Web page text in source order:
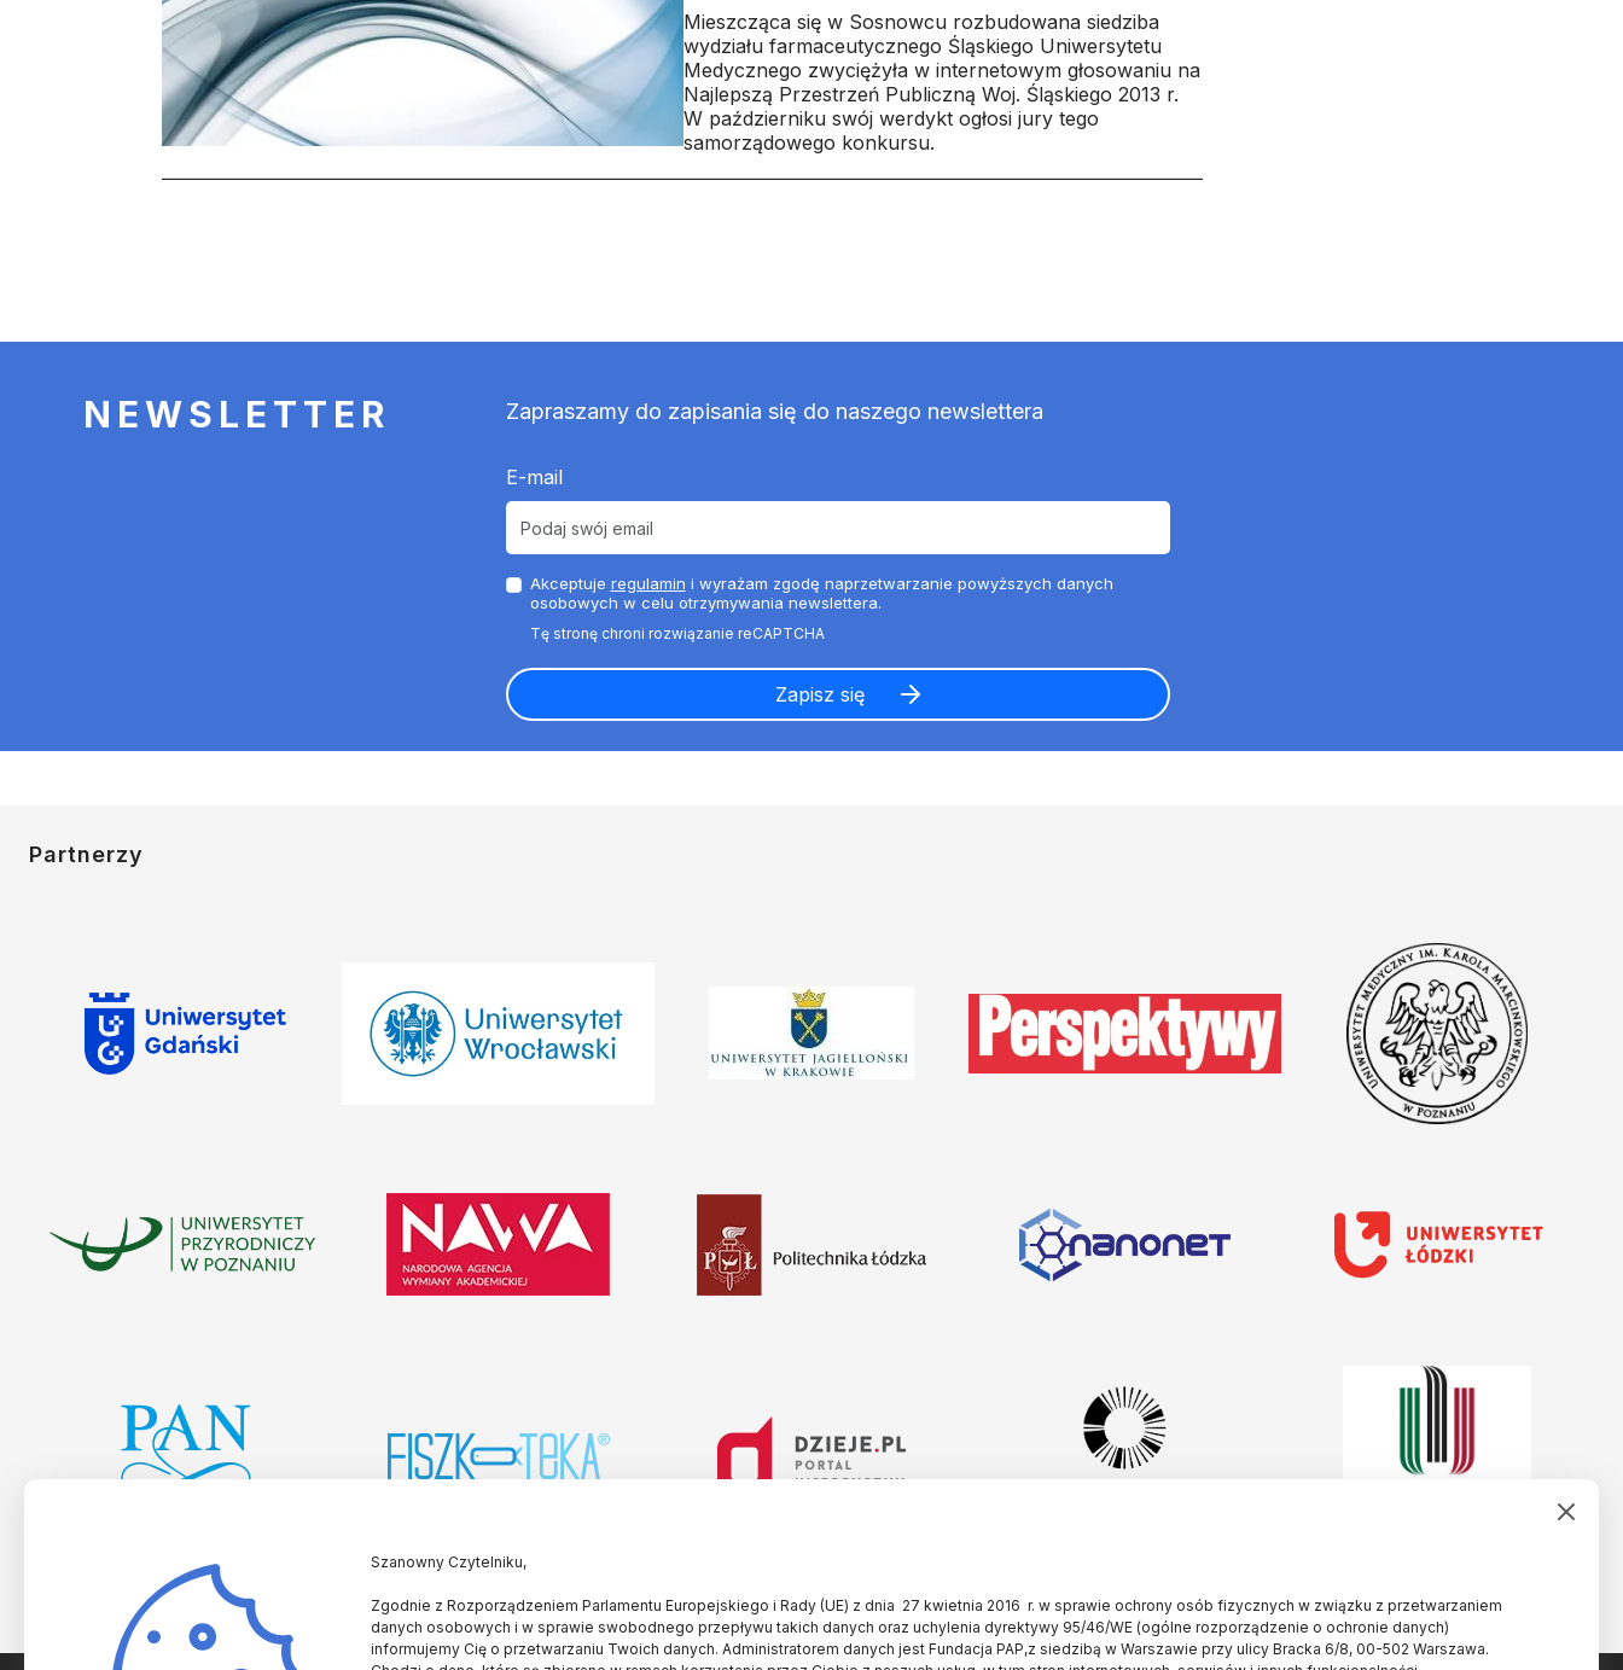
Mieszcząca się w Sosnowcu rozbudowana siedziba
wydziału farmaceutycznego Śląskiego Uniwersytetu
Medycznego zwyciężyła w internetowym głosowaniu na
Najlepszą Przestrzeń Publiczną Woj. Śląskiego 2013 r.
W październiku swój werdykt ogłosi jury tego
samorządowego konkursu.
NEWSLETTER Zapraszamy do zapisania się do naszego newslettera
E-mail
Akceptuje regulamin i wyrażam zgodę naprzetwarzanie powyższych danych
osobowych w celu otrzymywania newslettera.
Partnerzy
Szanowny Czytelniku,
Zgodnie z Rozporządzeniem Parlamentu Europejskiego i Rady (UE) z dnia 27 kwietnia 2016 r. w sprawie ochrony osób fizycznych w związku z przetwarzaniem
danych osobowych i w sprawie swobodnego przepływu takich danych oraz uchylenia dyrektywy 95/46/WE (ogólne rozporządzenie o ochronie danych)
informujemy Cię o przetwarzaniu Twoich danych. Administratorem danych jest Fundacja PAP,z siedzibą w Warszawie przy ulicy Bracka 6/8, 00-502 Warszawa.